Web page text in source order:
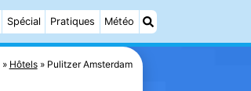
Spécial Pratiques Météo
Hôtels Pulitzer Amsterdam